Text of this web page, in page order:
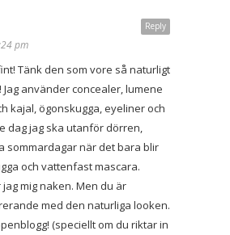
Reply
pm
Tänk den som vore så naturligt
använder concealer, lumene
kajal, ögonskugga, eyeliner och
dag jag ska utanför dörren,
sommardagar när det bara blir
och vattenfast mascara.
mig naken. Men du är
med den naturliga looken.
(speciellt om du riktar in